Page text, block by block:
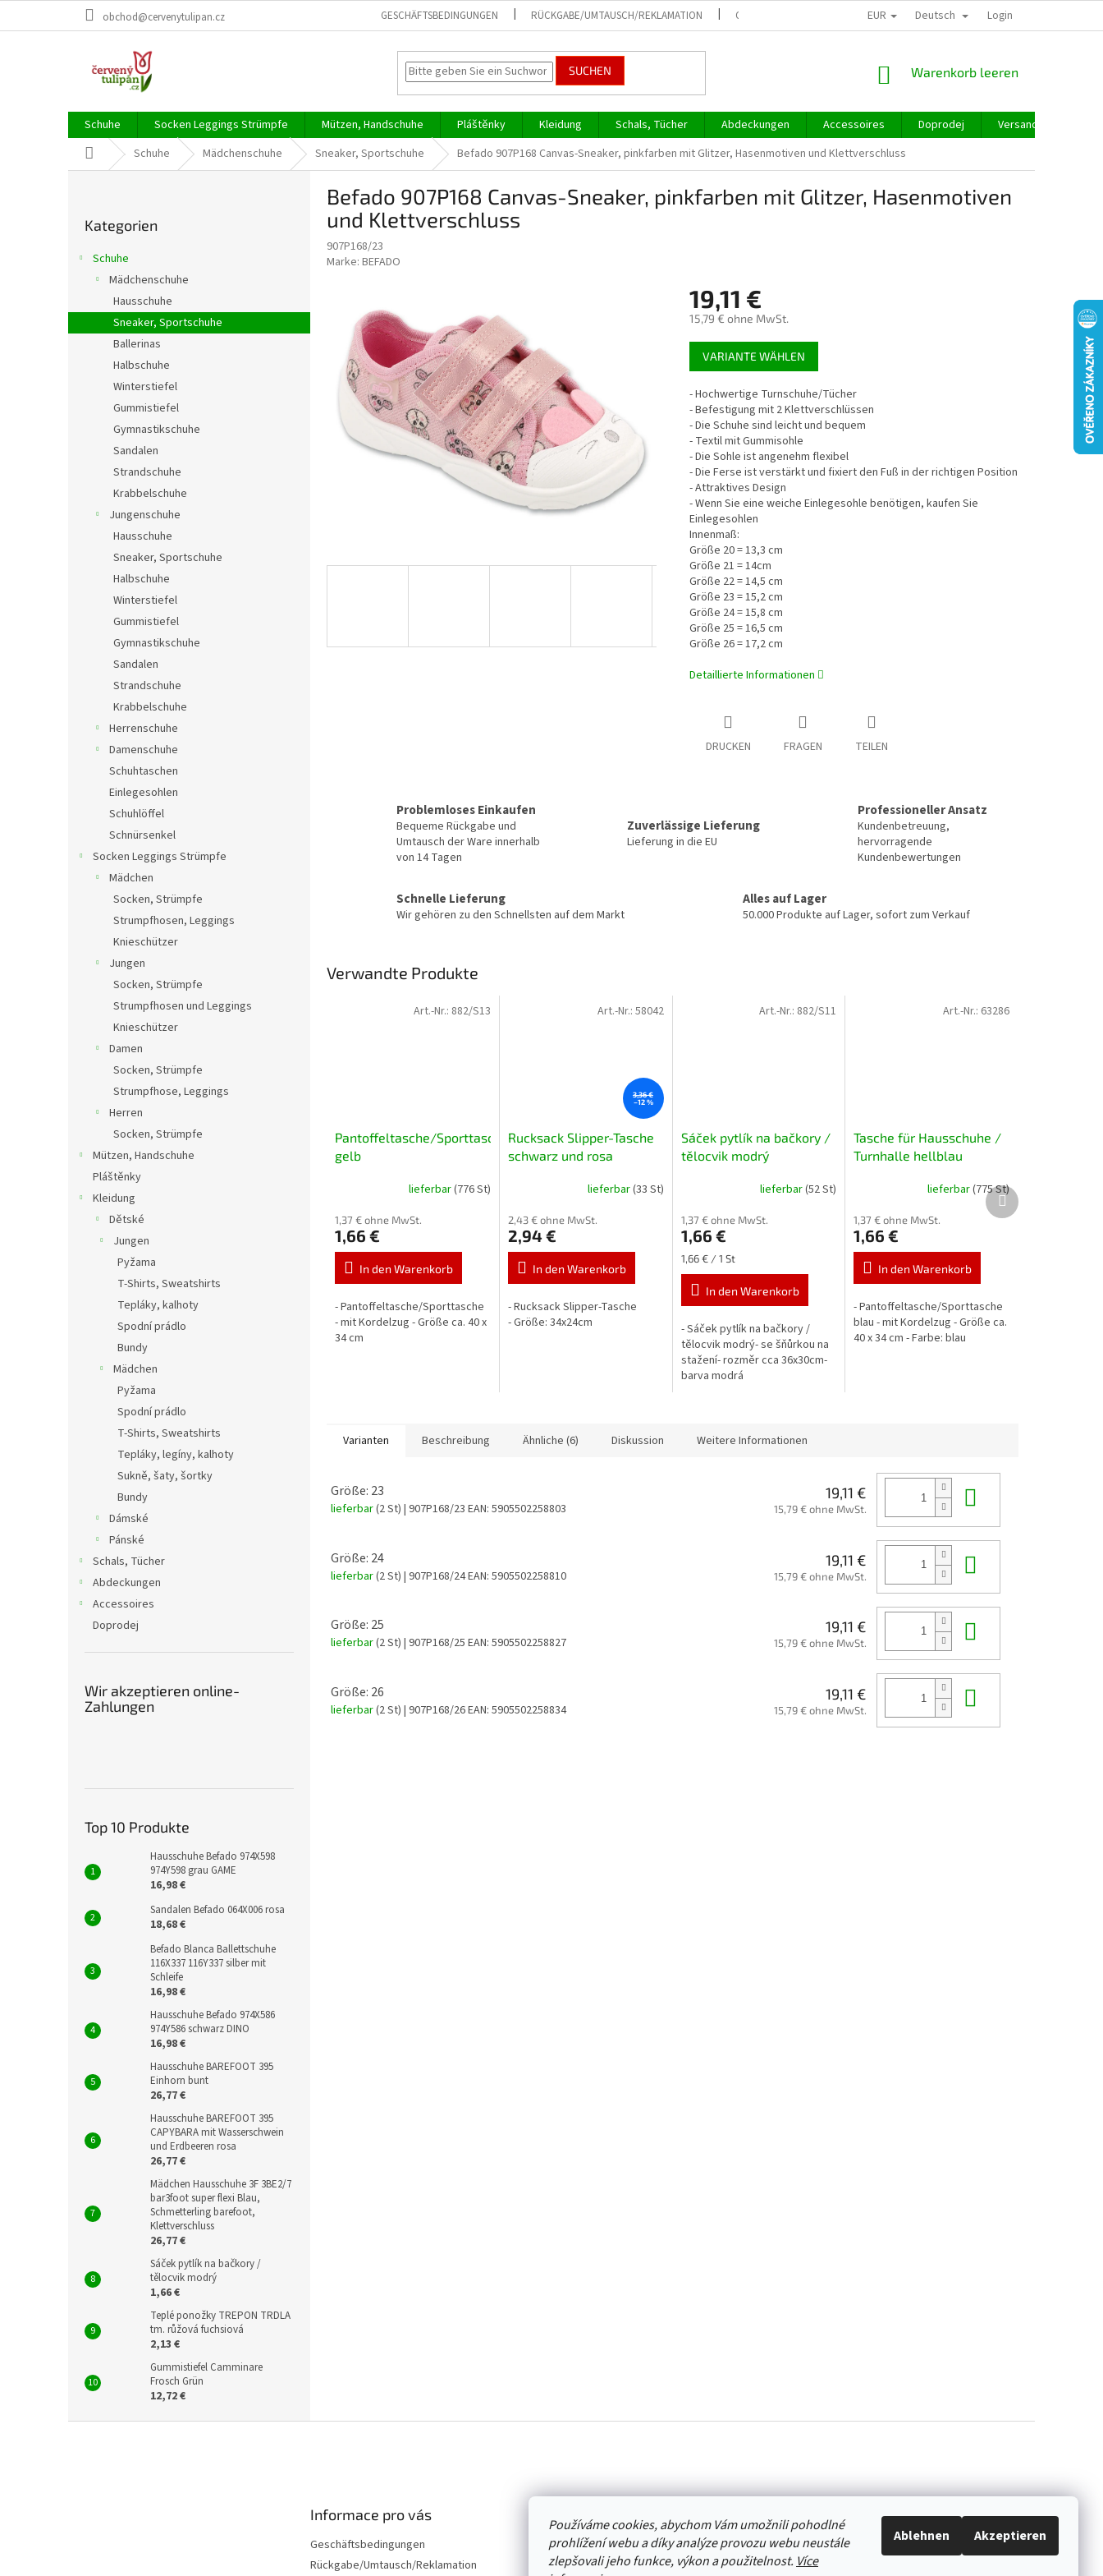
Používáme cookies, abychom Vám umožnili pohodlné
prohlížení webu a díky analýze provozu webu neustále
zlepšovali jeho funkce, výkon a použitelnost. Více
Ablehnen Akzeptieren
obchod@cervenytulipan.cz GESCHÄFTSBEDINGUNGEN RÜCKGABE/UMTAUSCH/REKLAMATION GROSSHANDEL EUR Deutsch Login
SUCHEN WARENKORB
Warenkorb leeren
Schuhe Socken Leggings Strümpfe Mützen, Handschuhe Pláštěnky Kleidung Schals, Tücher Abdeckungen Accessoires Doprodej
Versand und Zahlung
StartseiteSchuhe Mädchenschuhe Sneaker, Sportschuhe Befado 907P168 Canvas-Sneaker, pinkfarben mit Glitzer, Hasenmotiven und Klettverschluss
überspringen
Kategorien
Schuhe
Mädchenschuhe
Hausschuhe
Sneaker, Sportschuhe
Ballerinas
Halbschuhe
Winterstiefel
Gummistiefel
Gymnastikschuhe
Sandalen
Strandschuhe
Krabbelschuhe
Jungenschuhe
Hausschuhe
Sneaker, Sportschuhe
Halbschuhe
Winterstiefel
Gummistiefel
Gymnastikschuhe
Sandalen
Strandschuhe
Krabbelschuhe
Herrenschuhe
Damenschuhe
Schuhtaschen
Einlegesohlen
Schuhlöffel
Schnürsenkel
Socken Leggings Strümpfe
Mädchen
Socken, Strümpfe
Strumpfhosen, Leggings
Knieschützer
Jungen
Socken, Strümpfe
Strumpfhosen und Leggings
Knieschützer
Damen
Socken, Strümpfe
Strumpfhose, Leggings
Herren
Socken, Strümpfe
Mützen, Handschuhe
Pláštěnky
Kleidung
Dětské
Jungen
Pyžama
T-Shirts, Sweatshirts
Tepláky, kalhoty
Spodní prádlo
Bundy
Mädchen
Pyžama
Spodní prádlo
T-Shirts, Sweatshirts
Tepláky, legíny, kalhoty
Sukně, šaty, šortky
Bundy
Dámské
Pánské
Schals, Tücher
Abdeckungen
Accessoires
Doprodej
Wir akzeptieren online-
Zahlungen
Top 10 Produkte
Hausschuhe Befado 974X598
974Y598 grau GAME
16,98 €
Sandalen Befado 064X006 rosa
18,68 €
Befado Blanca Ballettschuhe
116X337 116Y337 silber mit
Schleife
16,98 €
Hausschuhe Befado 974X586
974Y586 schwarz DINO
16,98 €
Hausschuhe BAREFOOT 395
Einhorn bunt
26,77 €
Hausschuhe BAREFOOT 395
CAPYBARA mit Wasserschwein
und Erdbeeren rosa
26,77 €
Mädchen Hausschuhe 3F 3BE2/7
bar3foot super flexi Blau,
Schmetterling barefoot,
Klettverschluss
26,77 €
Sáček pytlík na bačkory /
tělocvik modrý
1,66 €
Teplé ponožky TREPON TRDLA
tm. růžová fuchsiová
2,13 €
Gummistiefel Camminare
Frosch Grün
12,72 €
Befado 907P168 Canvas-Sneaker, pinkfarben mit Glitzer, Hasenmotiven
und Klettverschluss
907P168/23
Marke: BEFADO
19,11 €
15,79 € ohne MwSt.
Verkaufspreis:
VARIANTE WÄHLEN
- Hochwertige Turnschuhe/Tücher
- Befestigung mit 2 Klettverschlüssen
- Die Schuhe sind leicht und bequem
- Textil mit Gummisohle
- Die Sohle ist angenehm flexibel
- Die Ferse ist verstärkt und fixiert den Fuß in der richtigen Position
- Attraktives Design
- Wenn Sie eine weiche Einlegesohle benötigen, kaufen Sie
Einlegesohlen
Innenmaß:
Größe 20 = 13,3 cm
Größe 21 = 14cm
Größe 22 = 14,5 cm
Größe 23 = 15,2 cm
Größe 24 = 15,8 cm
Größe 25 = 16,5 cm
Größe 26 = 17,2 cm
Detaillierte Informationen
DRUCKEN FRAGEN TEILEN
Problemloses Einkaufen
Bequeme Rückgabe und
Umtausch der Ware innerhalb
von 14 Tagen
Zuverlässige Lieferung
Lieferung in die EU
Professioneller Ansatz
Kundenbetreuung,
hervorragende
Kundenbewertungen
Schnelle Lieferung
Wir gehören zu den Schnellsten auf dem Markt
Alles auf Lager
50.000 Produkte auf Lager, sofort zum Verkauf
Verwandte Produkte
Pantoffeltasche/Sporttasche
gelb
lieferbar(776 St)
1,37 € ohne MwSt.
1,66 €
In den Warenkorb
- Pantoffeltasche/Sporttasche
- mit Kordelzug - Größe ca. 40 x
34 cm
Art.-Nr.: 882/S13
3,36 €
–12 %
Rucksack Slipper-Tasche
schwarz und rosa
lieferbar(33 St)
2,43 € ohne MwSt.
2,94 €
In den Warenkorb
- Rucksack Slipper-Tasche
- Größe: 34x24cm
Art.-Nr.: 58042
Sáček pytlík na bačkory /
tělocvik modrý
lieferbar(52 St)
1,37 € ohne MwSt.
1,66 €
Verkaufspreis:
1,66 € / 1 St
In den Warenkorb
- Sáček pytlík na bačkory /
tělocvik modrý- se šňůrkou na
stažení- rozměr cca 36x30cm-
barva modrá
Art.-Nr.: 882/S11
Tasche für Hausschuhe /
Turnhalle hellblau
lieferbar(775 St)
1,37 € ohne MwSt.
1,66 €
In den Warenkorb
- Pantoffeltasche/Sporttasche
blau - mit Kordelzug - Größe ca.
40 x 34 cm - Farbe: blau
Art.-Nr.: 63286
Nächstes
Produkt
Varianten Beschreibung Ähnliche (6) Diskussion Weitere Informationen
Größe: 23
lieferbar(2 St) | 907P168/23 EAN: 5905502258803
19,11 €
15,79 € ohne MwSt.
Größe: 24
lieferbar(2 St) | 907P168/24EAN: 5905502258810
19,11 €
15,79 € ohne MwSt.
Größe: 25
lieferbar(2 St) | 907P168/25 EAN: 5905502258827
19,11 €
15,79 € ohne MwSt.
Größe: 26
lieferbar(2 St) | 907P168/26EAN: 5905502258834
19,11 €
15,79 € ohne MwSt.
Informace pro vás
Geschäftsbedingungen
Rückgabe/Umtausch/Reklamation